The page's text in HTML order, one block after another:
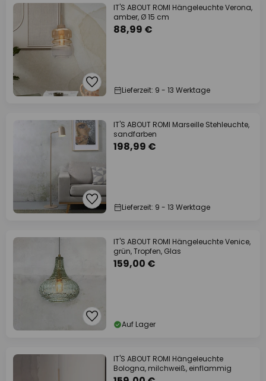
IT'S ABOUT ROMI Hängeleuchte Verona,
amber, Ø 15 cm
88,99 €
Lieferzeit: 9 - 13 Werktage
IT'S ABOUT ROMI Marseille Stehleuchte,
sandfarben
198,99 €
Lieferzeit: 9 - 13 Werktage
IT'S ABOUT ROMI Hängeleuchte Venice,
grün, Tropfen, Glas
159,00 €
Auf Lager
IT'S ABOUT ROMI Hängeleuchte
Bologna, milchweiß, einflammig